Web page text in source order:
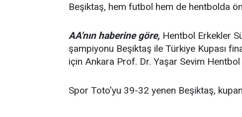
Beşiktaş, hem futbol hem de hentbolda
AA'nın haberine göre, Hentbol Erkekler
şampiyonu Beşiktaş ile Türkiye Kupası
için Ankara Prof. Dr. Yaşar Sevim Hentbol
Spor Toto'yu 39-32 yenen Beşiktaş,